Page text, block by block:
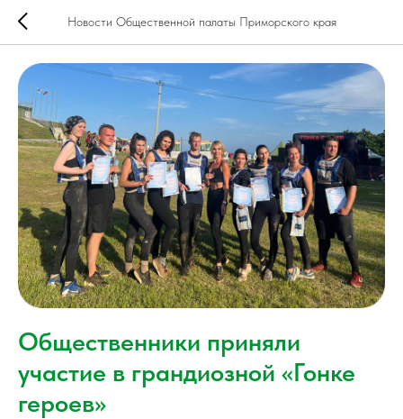
Новости Общественной палаты Приморского края
Общественники приняли
участие в грандиозной «Гонке
героев»